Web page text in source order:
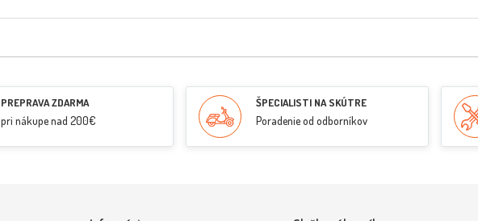
PREPRAVA ZDARMA
pri nákupe nad 200€
ŠPECIALISTI NA SKÚTRE
Poradenie od odborníkov